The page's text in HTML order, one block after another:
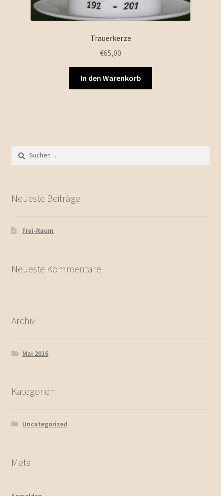
Trauerkerze
€65,00
In den Warenkorb
nach:
Neueste Beiträge
Frei-Raum
Neueste Kommentare
Archiv
Mai 2016
Kategorien
Uncategorized
Meta